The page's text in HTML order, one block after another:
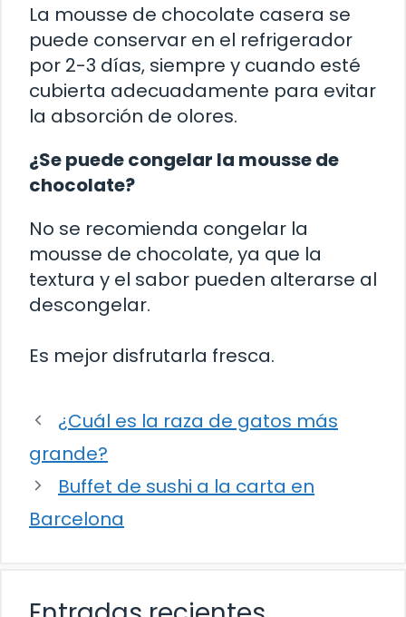
La mousse de chocolate casera se
puede conservar en el refrigerador
por 2-3 días, siempre y cuando esté
cubierta adecuadamente para evitar
la absorción de olores.
¿Se puede congelar la mousse de
chocolate?
No se recomienda congelar la
mousse de chocolate, ya que la
textura y el sabor pueden alterarse al
descongelar.
Es mejor disfrutarla fresca.
¿Cuál es la raza de gatos más
grande?
Buffet de sushi a la carta en
Barcelona